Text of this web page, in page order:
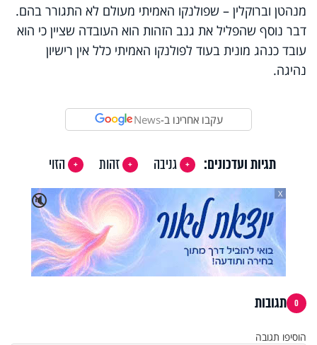
מנהטן וברוקלין – שפולנקו האמיתי מעולם לא התגורר בהם.
דבר נוסף שהפליל את גנב הזהות הוא העובדה שציין כי הוא
עובד כנהג מונית בעוד לפולנקו האמיתי כלל אין רישיון
נהיגה.
עקבו אחרינו ב-News
תגיות ועדכונים: גניבה זהות
הזוי
🔇
X
0 תגובות
הוסיפו תגובה